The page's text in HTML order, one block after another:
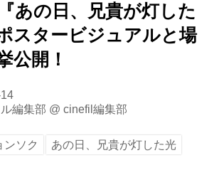
あの日、兄貴が灯した
スタービジュアルと場
公開！
編集部 @ cinefil編集部
ンソク
あの日、兄貴が灯した光